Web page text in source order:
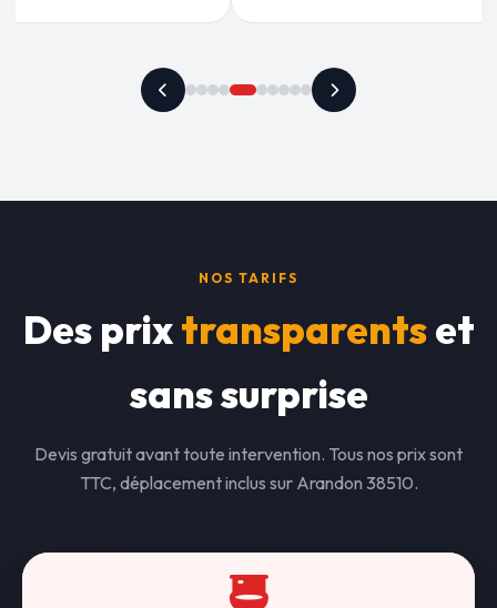
NOS TARIFS
Des prixtransparentset
sans surprise
Devis gratuit avant toute intervention. Tous nos prix sont
TTC, déplacement inclus sur Arandon 38510.